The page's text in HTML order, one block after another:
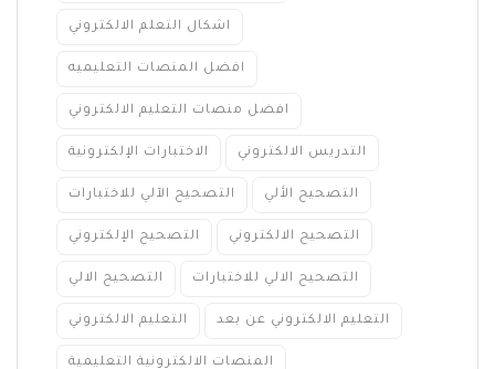
اشكال التعلم الالكتروني
افضل المنصات التعليميه
افضل منصات التعليم الالكتروني
الاختبارات الإلكترونية التدريس الالكتروني
التصحيح الآلي للاختبارات التصحيح الألي
التصحيح الإلكتروني التصحيح الالكتروني
التصحيح الالي التصحيح الالي للاختبارات
التعليم الالكتروني التعليم الالكتروني عن بعد
المنصات الالكترونية التعليمية